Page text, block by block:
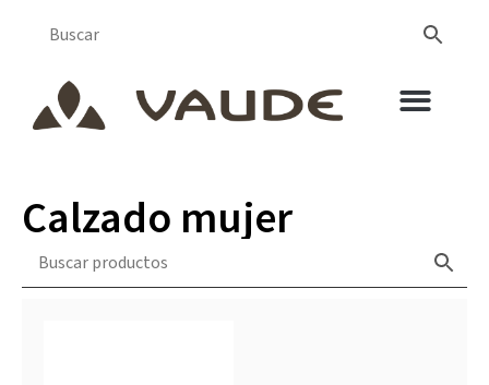
Calzado mujer